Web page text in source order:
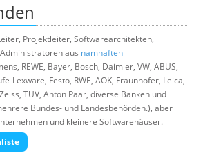
Projektleiter, Softwarearchitekten,
aus namhaften
REWE, Bayer, Bosch, Daimler, VW, ABUS,
Lexware, Festo, RWE, AOK, Fraunhofer, Leica,
TÜV, Anton Paar, diverse Banken und
Bundes- und Landesbehörden.), aber
und kleinere Softwarehäuser.